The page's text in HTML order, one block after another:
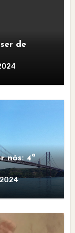
de
nós: 4ª